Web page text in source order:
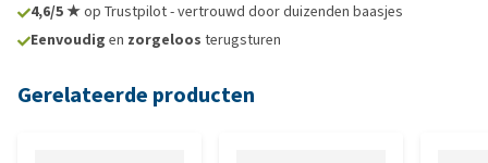
4,6/5 ★op Trustpilot - vertrouwd door duizenden baasjes
Eenvoudig en zorgeloos terugsturen
Gerelateerde producten